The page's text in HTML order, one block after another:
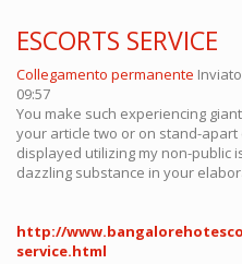
ESCORTS SERVICE
Collegamento permanente
09:57
You make such experiencing
your article two or on stand-
displayed utilizing my non-public
dazzling substance in your
http://
service.html